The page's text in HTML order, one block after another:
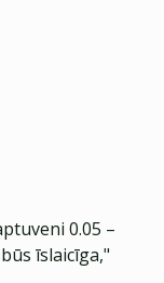
0.05 –
īslaicīga,"